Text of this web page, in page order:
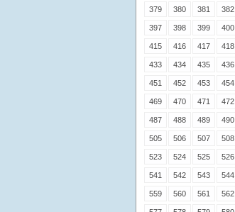
379 380 381 382
397 398 399 400
415 416 417 418
433 434 435 436
451 452 453 454
469 470 471 472
487 488 489 490
505 506 507 508
523 524 525 526
541 542 543 544
559 560 561 562